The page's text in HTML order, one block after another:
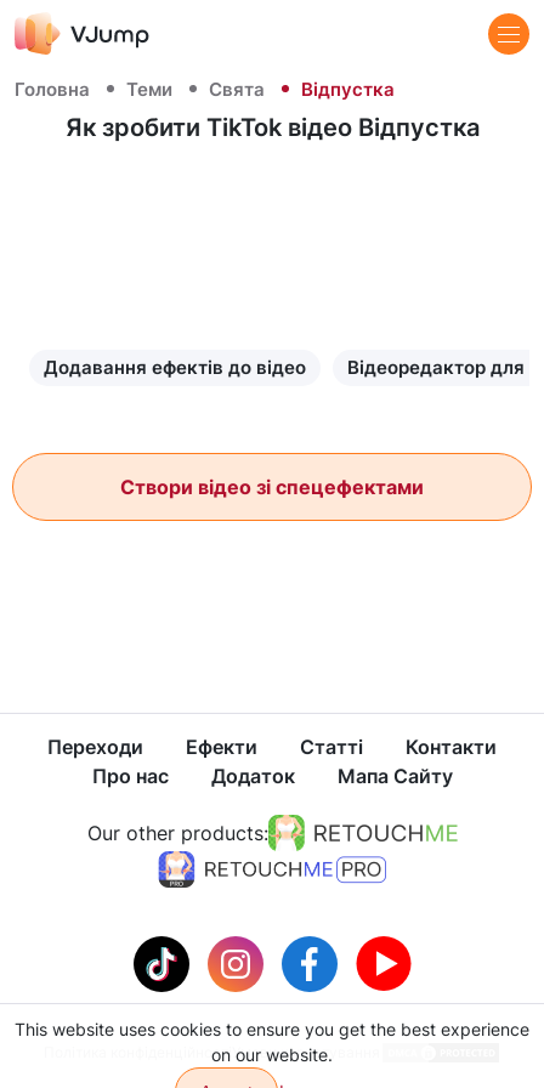
Головна Теми Свята Відпустка
Як зробити TikTok відео Відпустка
Додавання ефектів до відео Відеоредактор для
Створи відео зі спецефектами
Переходи Ефекти Статті
Контакти
Про нас
Додаток Мапа Сайту
Політика конфіденційності Умови користування
Our other products:
This website uses cookies to ensure you get the best experience
on our website.